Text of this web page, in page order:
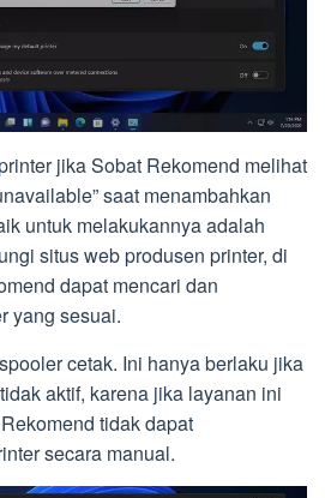
jika Sobat Rekomend melihat
saat menambahkan
untuk melakukannya adalah
situs web produsen printer, di
dapat mencari dan
yang sesuai.
cetak. Ini hanya berlaku jika
aktif, karena jika layanan ini
tidak dapat
secara manual.